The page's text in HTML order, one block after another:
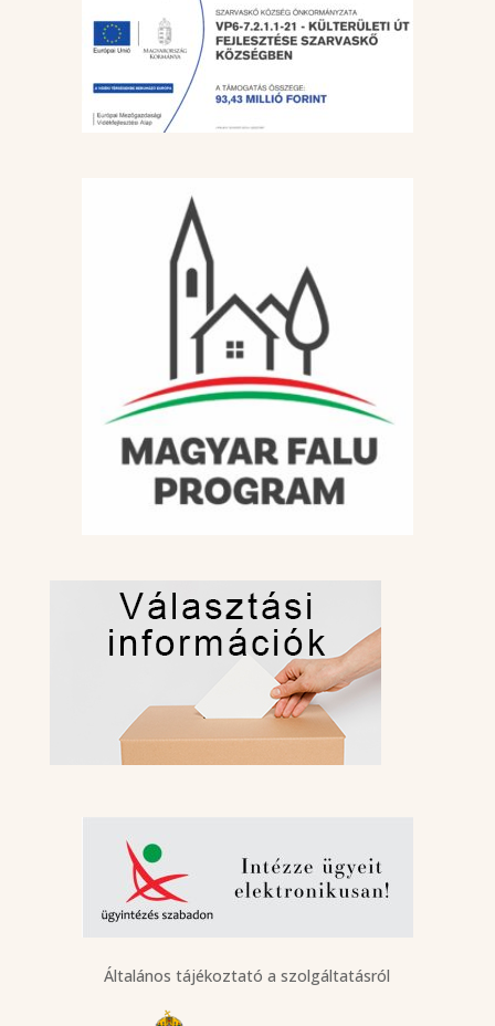
Általános tájékoztató a szolgáltatásról